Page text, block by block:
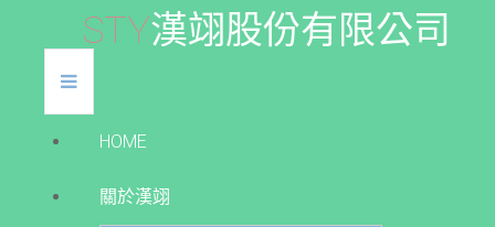
STY漢翊股份有限公司
HOME
關於漢翊